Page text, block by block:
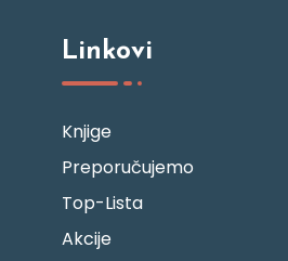
Linkovi
Knjige
Preporučujemo
Top-Lista
Akcije